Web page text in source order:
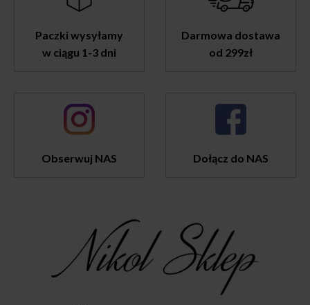
Paczki wysyłamy
w ciągu 1-3 dni
Darmowa dostawa
od 299zł
Obserwuj NAS Dołącz do NAS